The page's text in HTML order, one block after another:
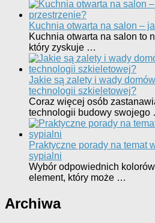
Kuchnia otwarta na salon –
Kuchnia otwarta na salon to
który zyskuje …
Jakie są zalety i wady
technologii szkieletowej?
Coraz więcej osób
technologii budowy swojego
Praktyczne porady na temat
sypialni
Wybór odpowiednich
element, który może …
Archiwa